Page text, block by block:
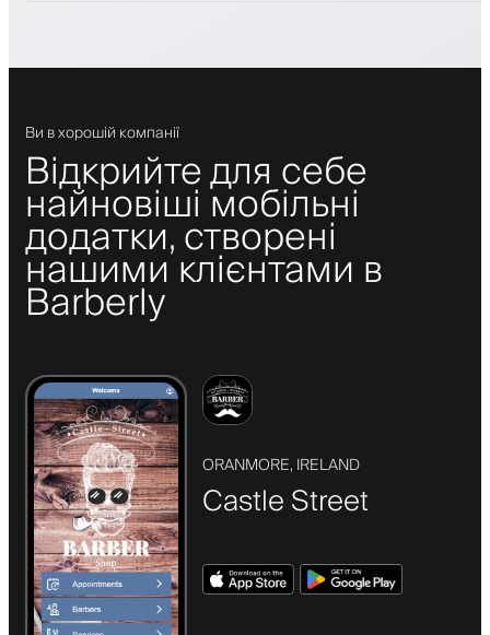
Ви в хорошій компанії
Відкрийте для себе
найновіші мобільні
додатки, створені
нашими клієнтами в
Barberly
ORANMORE, IRELAND
Castle Street